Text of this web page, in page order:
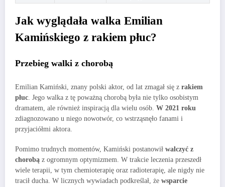
Jak wyglądała walka Emilian
Kamińskiego z rakiem płuc?
Przebieg walki z chorobą
Emilian Kamiński, znany polski aktor, od lat zmagał się z rakiem
płuc . Jego walka z tę poważną chorobą była nie tylko osobistym
dramatem, ale również inspiracją dla wielu osób. W 2021 roku
zdiagnozowano u niego nowotwór, co wstrząsnęło fanami i
przyjaciółmi aktora.
Pomimo trudnych momentów, Kamiński postanowił walczyć z
chorobą z ogromnym optymizmem. W trakcie leczenia przeszedł
wiele terapii, w tym chemioterapię oraz radioterapię, ale nigdy nie
tracił ducha. W licznych wywiadach podkreślał, że wsparcie